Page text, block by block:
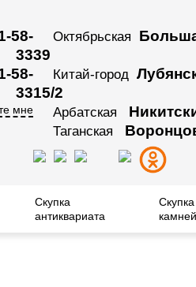
58-
33
58-
33
мне
Октябрьская
39
Китай-город
15/2
Арбатская
Таганская
Скупка
антиквариата
Скупка
камней